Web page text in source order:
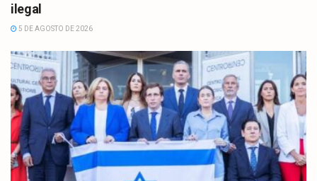
ilegal
5 DE AGOSTO DE 2026